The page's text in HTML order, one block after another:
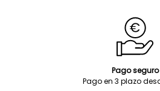
Pago seguro
Pago en 3 plazo